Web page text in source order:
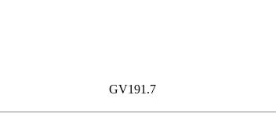
GV191.7